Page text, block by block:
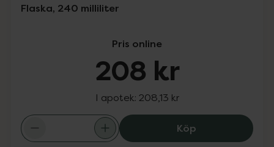
Flaska, 240 milliliter
Pris online
208 kr
I apotek: 208,13 kr
KöpBrava Multi